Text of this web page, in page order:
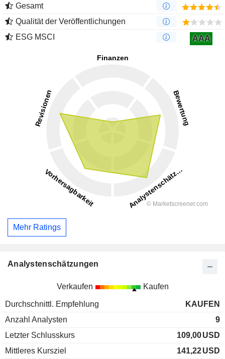
Gesamt
Qualität der Veröffentlichungen
ESG MSCI
AAA
Mehr Ratings
Analystenschätzungen
Verkaufen Kaufen
Durchschnittl. Empfehlung
KAUFEN
Anzahl Analysten
9
Letzter Schlusskurs
109,00USD
Mittleres Kursziel
141,22USD